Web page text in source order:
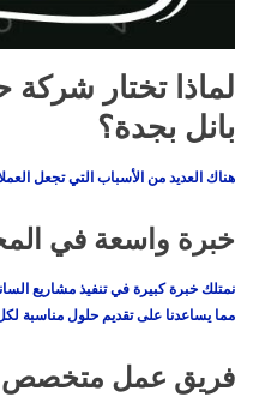
لماذا تختار
بانل بجدة؟
هناك العديد من الأسباب التي تجعل
خبرة واسعة في
نمتلك خبرة كبيرة في تنفيذ مشاريع
مما يساعدنا على تقديم حلول مناسبة
فريق عمل متخصص